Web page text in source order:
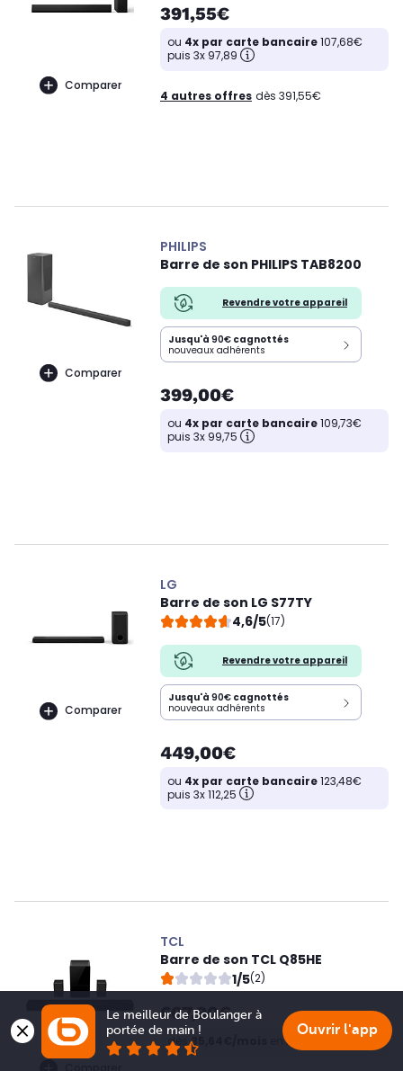
Comparer
391,55€
ou 4x par carte bancaire107,68€
puis 3x 97,89
4 autres offres dès 391,55€
Comparer
PHILIPS
Barre de son PHILIPS TAB8200
Revendre votre appareil
Jusqu'à 90€ cagnottés
nouveaux adhérents
399,00€
ou 4x par carte bancaire109,73€
puis 3x 99,75
Comparer
LG
Barre de son LG S77TY
4,6/5(17)
Revendre votre appareil
Jusqu'à 90€ cagnottés
nouveaux adhérents
449,00€
ou 4x par carte bancaire123,48€
puis 3x 112,25
TCL
Barre de son TCL Q85HE
1/5(2)
607,90€
dès35,64€/mois en 20x
Le meilleur de Boulanger à
portée de main !
Ouvrir l'app